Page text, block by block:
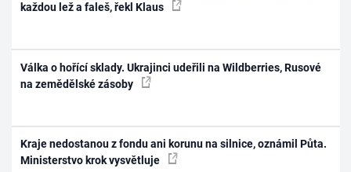
každou lež a faleš, řekl Klaus
Válka o hořící sklady. Ukrajinci udeřili na Wildberries, Rusové
na zemědělské zásoby
Kraje nedostanou z fondu ani korunu na silnice, oznámil Půta.
Ministerstvo krok vysvětluje